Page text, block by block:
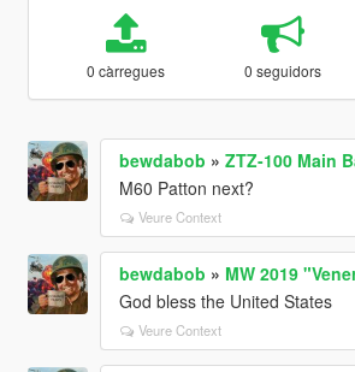
0 càrregues 0 seguidors
bewdabob » ZTZ-100 Main
M60 Patton next?
Veure Context
bewdabob » MW 2019
God bless the United States
Veure Context